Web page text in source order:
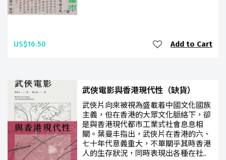
US$16.50 Add to Cart
武俠電影與香港現代性（缺貨）
武俠片向來被視為盛載着中國文化國族
主義，但在香港的大眾文化脈絡下，卻
是與香港現代都市工業式社會息息相
關。葉曼丰指出，武俠片在香港的六、
七十年代意義重大，不單關乎其時香港
人的生存狀況，同時表現出各種在社..